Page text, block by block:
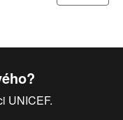
UNICEF.